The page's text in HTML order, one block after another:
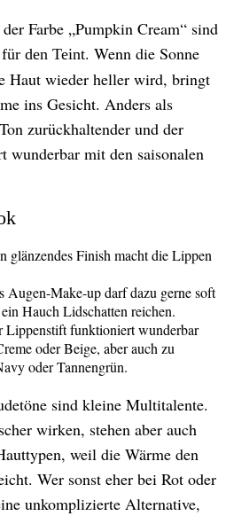
Farbe „Pumpkin Cream“ sind
den Teint. Wenn die Sonne
Haut wieder heller wird, bringt
ins Gesicht. Anders als
zurückhaltender und der
wunderbar mit den saisonalen
glänzendes Finish macht die Lippen
Augen-Make-up darf dazu gerne soft
Hauch Lidschatten reichen.
Lippenstift funktioniert wunderbar
oder Beige, aber auch zu
oder Tannengrün.
sind kleine Multitalente.
wirken, stehen aber auch
weil die Wärme den
Wer sonst eher bei Rot oder
unkomplizierte Alternative,